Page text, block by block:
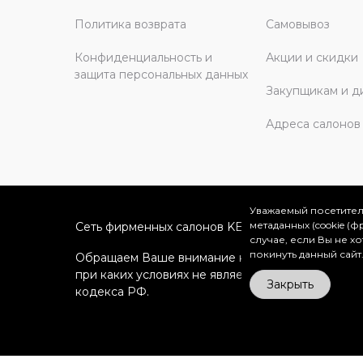
Политика возврата
Конфиденциальность и
защита персональных данных
Самовывоз
Акции и скидки
Закупщикам и
Адреса салонов
Сеть фирменных салонов KERAMA MARAZZI в
Обращаем Ваше внимание на то, что вся
при каких условиях не является публичной
кодекса РФ.
Уважаемый
метаданных (cookie
случае, если Вы не
покинуть данный сайт.
Закрыть